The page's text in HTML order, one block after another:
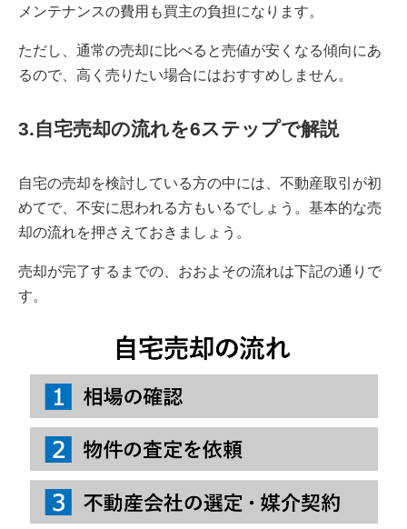
メンテナンスの費用も買主の負担になります。
ただし、通常の売却に比べると売値が安くなる傾向にあ
るので、高く売りたい場合にはおすすめしません。
3.自宅売却の流れを6ステップで解説
自宅の売却を検討している方の中には、不動産取引が初
めてで、不安に思われる方もいるでしょう。基本的な売
却の流れを押さえておきましょう。
売却が完了するまでの、おおよその流れは下記の通りで
す。